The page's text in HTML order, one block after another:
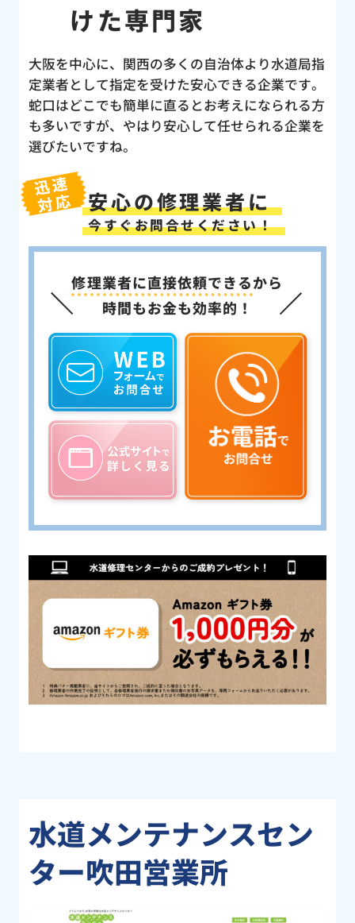
けた専門家
大阪を中心に、関西の多くの自治体より水道局指
定業者として指定を受けた安心できる企業です。
蛇口はどこでも簡単に直るとお考えになられる方
も多いですが、やはり安心して任せられる企業を
選びたいですね。
迅速
対応 安心の修理業者に
今すぐお問合せください！
修理業者に直接依頼できるから
時間もお金も効率的！
水道メンテナンスセン
ター吹田営業所